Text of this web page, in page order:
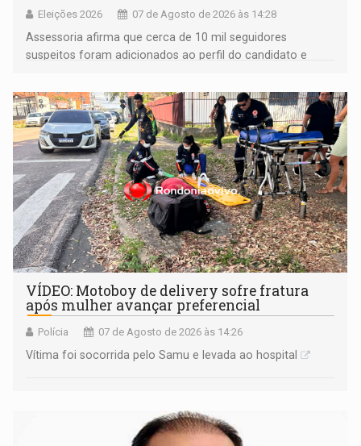
Eleições 2026 07 de Agosto de 2026 às 14:28
Assessoria afirma que cerca de 10 mil seguidores
suspeitos foram adicionados ao perfil do candidato e
remover as contas
VÍDEO: Motoboy de delivery sofre fratura
após mulher avançar preferencial
Polícia 07 de Agosto de 2026 às 14:26
Vítima foi socorrida pelo Samu e levada ao hospital